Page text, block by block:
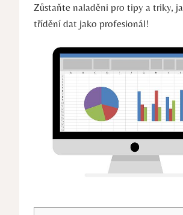
Zůstaňte naladěni pro tipy a triky,
třídění dat jako profesionál!